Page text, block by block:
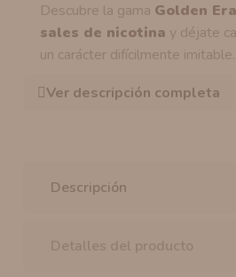
Descubre la gama Golden
sales de nicotina y déjate
un carácter difícilmente imitable.
Ver descripción completa
Descripción
Detalles del producto